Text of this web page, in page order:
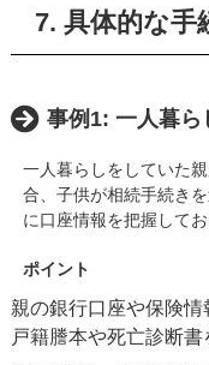
7. 具体的な
事例1: 一人暮ら
一人暮らしをしていた
合、子供が相続手続き
に口座情報を把握して
ポイント
親の銀行口座や保険情
戸籍謄本や死亡診断書